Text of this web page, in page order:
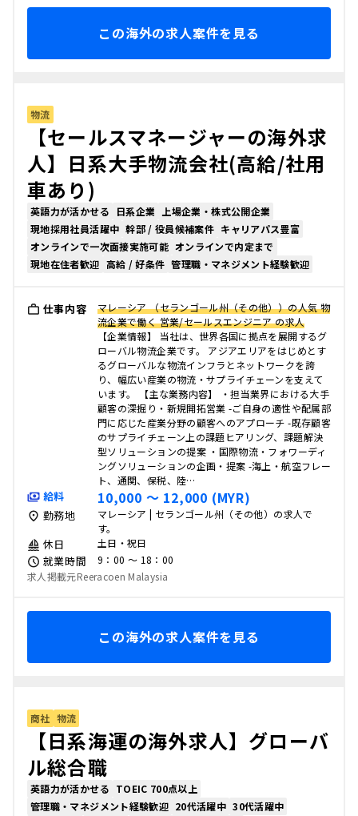
この海外の求人案件を見る
物流
【セールスマネージャーの海外求
人】日系大手物流会社(高給/社用
車あり)
英語力が活かせる 日系企業
上場企業・株式公開企業
現地採用社員活躍中 幹部 / 役員候補案件 キャリアパス豊富
オンラインで一次面接実施可能 オンラインで内定まで
現地在住者歓迎 高給 / 好条件 管理職・マネジメント経験歓迎
仕事内容
マレーシア （セランゴール州（その他））の人気 物
流企業で働く 営業/セールスエンジニア の求人
【企業情報】 当社は、世界各国に拠点を展開するグ
ローバル物流企業です。 アジアエリアをはじめとす
るグローバルな物流インフラとネットワークを誇
り、幅広い産業の物流・サプライチェーンを支えて
います。 【主な業務内容】 ・担当業界における大手
顧客の深掘り・新規開拓営業 -ご自身の適性や配属部
門に応じた産業分野の顧客へのアプローチ -既存顧客
のサプライチェーン上の課題ヒアリング、課題解決
型ソリューションの提案 ・国際物流・フォワーディ
ングソリューションの企画・提案 -海上・航空フレー
ト、通関、保税、陸…
給料 10,000 〜 12,000 (MYR)
勤務地
マレーシア | セランゴール州（その他）の求人で
す。
休日 土日・祝日
就業時間
9：00 〜 18：00
求人掲載元Reeracoen Malaysia
この海外の求人案件を見る
商社 物流
【日系海運の海外求人】グローバ
ル総合職
英語力が活かせる TOEIC 700点以上
管理職・マネジメント経験歓迎 20代活躍中 30代活躍中